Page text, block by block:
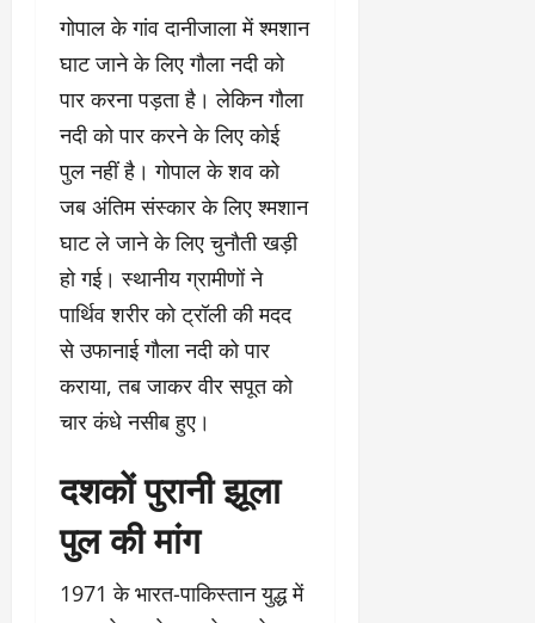
गोपाल के गांव दानीजाला में श्मशान
घाट जाने के लिए गौला नदी को
पार करना पड़ता है। लेकिन गौला
नदी को पार करने के लिए कोई
पुल नहीं है। गोपाल के शव को
जब अंतिम संस्कार के लिए श्मशान
घाट ले जाने के लिए चुनौती खड़ी
हो गई। स्थानीय ग्रामीणों ने
पार्थिव शरीर को ट्रॉली की मदद
से उफानाई गौला नदी को पार
कराया, तब जाकर वीर सपूत को
चार कंधे नसीब हुए।
दशकों पुरानी झूला
पुल की मांग
1971 के भारत-पाकिस्तान युद्ध में